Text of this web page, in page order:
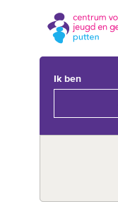
Ik ben